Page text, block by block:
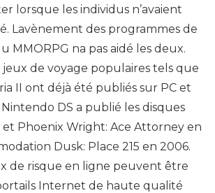
lorsque les individus n’avaient
Lavènement des programmes de
MMORPG na pas aidé les deux.
jeux de voyage populaires tels que
II ont déjà été publiés sur PC et
DS a publié les disques
Phoenix Wright: Ace Attorney en
Dusk: Place 215 en 2006.
de risque en ligne peuvent être
Internet de haute qualité